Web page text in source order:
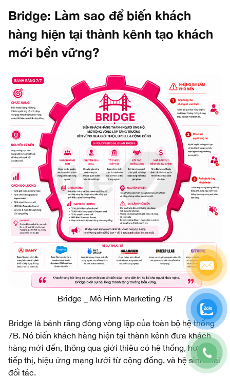
Bridge: Làm sao để biến khách
hàng hiện tại thành kênh tạo khách
mới bền vững?
Bridge _ Mô Hình Marketing 7B
Bridge là bánh răng đóng vòng lặp của toàn bộ hệ thống
7B. Nó biến khách hàng hiện tại thành kênh đưa khách
hàng mới đến, thông qua giới thiệu có hệ thống, hợp tác
tiếp thị, hiệu ứng mạng lưới từ cộng đồng, và hệ sinh thái
đối tác.